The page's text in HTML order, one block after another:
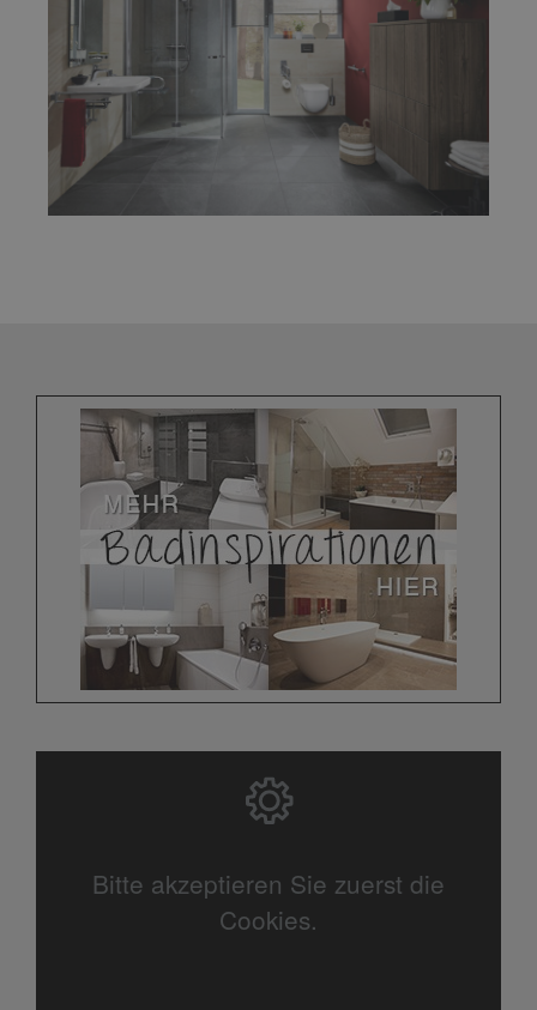
Bitte akzeptieren Sie zuerst die
Cookies.